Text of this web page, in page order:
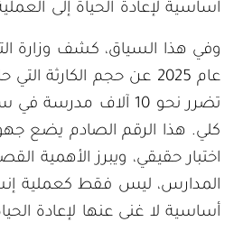
أساسية لإعادة الحياة إلى
وفي هذا السياق، كشف وزارة
عام 2025 عن حجم الكارثة
تضرر نحو 10 آلاف
كلي. هذا الرقم الصادم يضع
اختبار حقيقي، ويبرز الأهمية
المدارس، ليس فقط كعملية
أساسية لا غنى عنها لإعادة